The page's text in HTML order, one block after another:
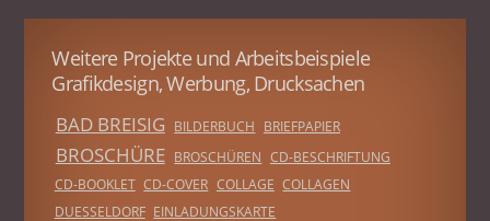
Weitere Projekte und Arbeitsbeispiele
Grafikdesign, Werbung, Drucksachen
BAD BREISIG BILDERBUCH BRIEFPAPIER
BROSCHÜRE BROSCHÜREN CD-BESCHRIFTUNG
CD-BOOKLET CD-COVER COLLAGE COLLAGEN
DUESSELDORF EINLADUNGSKARTE